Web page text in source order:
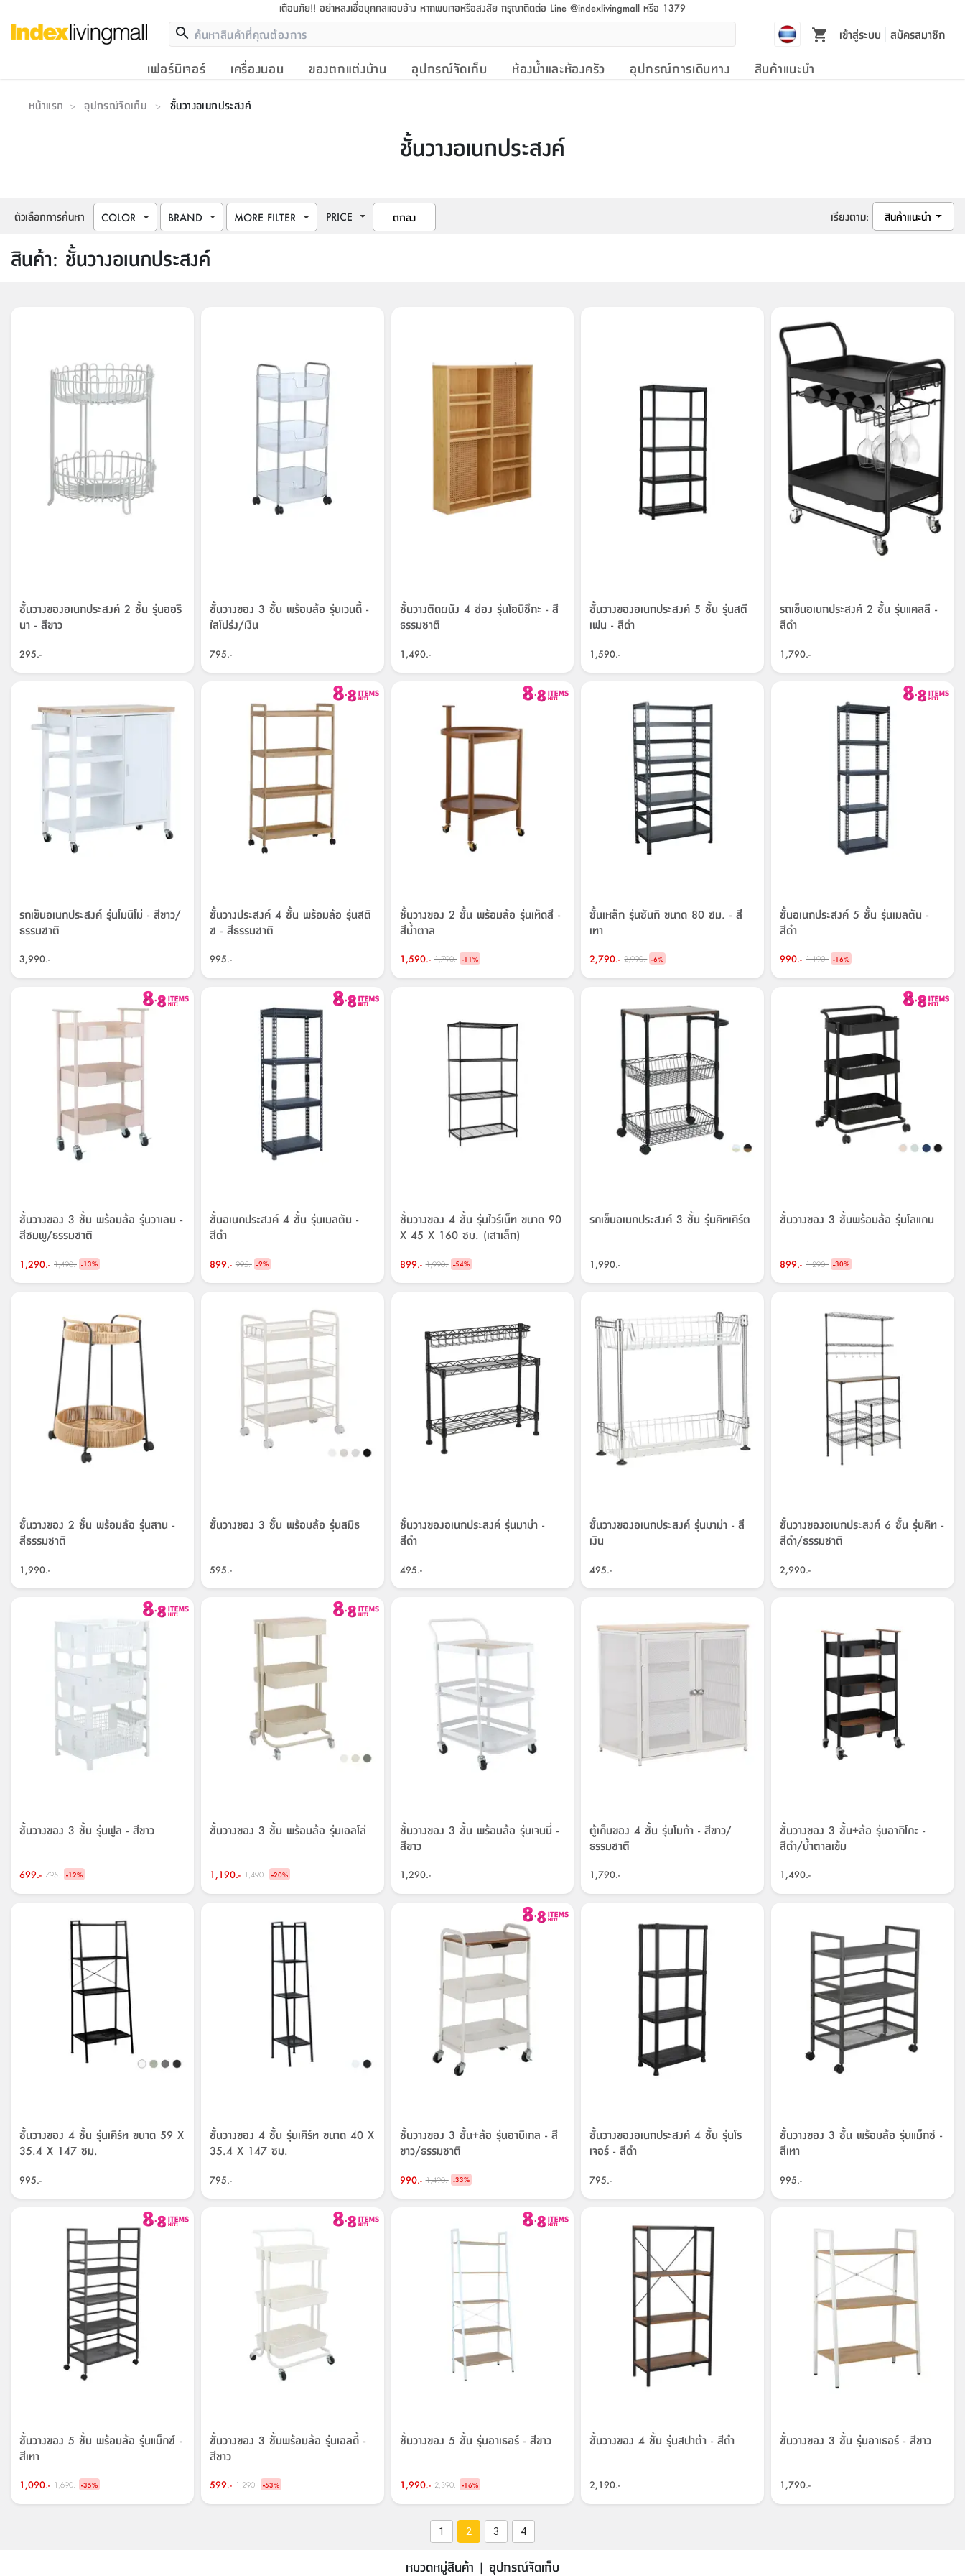
เตือนภัย!! อย่าหลงเชื่อบุคคลแอบอ้าง หากพบเจอหรือสงสัย กรุณาติดต่อ Line @indexlivingmall หรือ 1379
เข้าสู่ระบบ สมัครสมาชิก
เฟอร์นิเจอร์ เครื่องนอน ของตกแต่งบ้าน อุปกรณ์จัดเก็บ ห้องน้ำและห้องครัว อุปกรณ์การเดินทาง สินค้าแนะนำ
หน้าแรก > อุปกรณ์จัดเก็บ > ชั้นวางอเนกประสงค์
ชั้นวางอเนกประสงค์
ตัวเลือกการค้นหา COLOR BRAND MORE FILTER PRICE ตกลง เรียงตาม: สินค้าแนะนำ
สินค้า: ชั้นวางอเนกประสงค์
ชั้นวางของอเนกประสงค์ 2 ชั้น รุ่นออริ
นา - สีขาว
295.-
ชั้นวางของ 3 ชั้น พร้อมล้อ รุ่นเวนดี้ -
ใสโปร่ง/เงิน
795.-
ชั้นวางติดผนัง 4 ช่อง รุ่นโอนิซึกะ - สี
ธรรมชาติ
1,490.-
ชั้นวางของอเนกประสงค์ 5 ชั้น รุ่นสตี
เฟน - สีดำ
1,590.-
รถเข็นอเนกประสงค์ 2 ชั้น รุ่นแคลลี -
สีดำ
1,790.-
รถเข็นอเนกประสงค์ รุ่นโมนิโม่ - สีขาว/
ธรรมชาติ
3,990.-
ชั้นวางประสงค์ 4 ชั้น พร้อมล้อ รุ่นสติ
ช - สีธรรมชาติ
995.-
ชั้นวางของ 2 ชั้น พร้อมล้อ รุ่นเท็ดสึ -
สีน้ำตาล
1,590.- 1,790.- -11%
ชั้นเหล็ก รุ่นซันกิ ขนาด 80 ซม. - สี
เทา
2,790.- 2,990.- -6%
ชั้นอเนกประสงค์ 5 ชั้น รุ่นเมลตัน -
สีดำ
990.- 1,190.- -16%
ชั้นวางของ 3 ชั้น พร้อมล้อ รุ่นวาเลน -
สีชมพู/ธรรมชาติ
1,290.- 1,490.- -13%
ชั้นอเนกประสงค์ 4 ชั้น รุ่นเมลตัน -
สีดำ
899.- 995.- -9%
ชั้นวางของ 4 ชั้น รุ่นไวร์เน็ท ขนาด 90
X 45 X 160 ซม. (เสาเล็ก)
899.- 1,990.- -54%
รถเข็นอเนกประสงค์ 3 ชั้น รุ่นคิทเคิร์ต
1,990.-
ชั้นวางของ 3 ชั้นพร้อมล้อ รุ่นโลแกน
899.- 1,290.- -30%
ชั้นวางของ 2 ชั้น พร้อมล้อ รุ่นสาน -
สีธรรมชาติ
1,990.-
ชั้นวางของ 3 ชั้น พร้อมล้อ รุ่นสมิธ
595.-
ชั้นวางของอเนกประสงค์ รุ่นมาม่า -
สีดำ
495.-
ชั้นวางของอเนกประสงค์ รุ่นมาม่า - สี
เงิน
495.-
ชั้นวางของอเนกประสงค์ 6 ชั้น รุ่นคิท -
สีดำ/ธรรมชาติ
2,990.-
ชั้นวางของ 3 ชั้น รุ่นฟูล - สีขาว
699.- 795.- -12%
ชั้นวางของ 3 ชั้น พร้อมล้อ รุ่นเอลโล่
1,190.- 1,490.- -20%
ชั้นวางของ 3 ชั้น พร้อมล้อ รุ่นเจนนี่ -
สีขาว
1,290.-
ตู้เก็บของ 4 ชั้น รุ่นโมก้า - สีขาว/
ธรรมชาติ
1,790.-
ชั้นวางของ 3 ชั้น+ล้อ รุ่นอากิโกะ -
สีดำ/น้ำตาลเข้ม
1,490.-
ชั้นวางของ 4 ชั้น รุ่นเคิร์ท ขนาด 59 X
35.4 X 147 ซม.
995.-
ชั้นวางของ 4 ชั้น รุ่นเคิร์ท ขนาด 40 X
35.4 X 147 ซม.
795.-
ชั้นวางของ 3 ชั้น+ล้อ รุ่นอาบิเกล - สี
ขาว/ธรรมชาติ
990.- 1,490.- -33%
ชั้นวางของอเนกประสงค์ 4 ชั้น รุ่นโร
เจอร์ - สีดำ
795.-
ชั้นวางของ 3 ชั้น พร้อมล้อ รุ่นแม็กซ์ -
สีเทา
995.-
ชั้นวางของ 5 ชั้น พร้อมล้อ รุ่นแม็กซ์ -
สีเทา
1,090.- 1,690.- -35%
ชั้นวางของ 3 ชั้นพร้อมล้อ รุ่นเอลดี้ -
สีขาว
599.- 1,290.- -53%
ชั้นวางของ 5 ชั้น รุ่นอาเธอร์ - สีขาว
1,990.- 2,390.- -16%
ชั้นวางของ 4 ชั้น รุ่นสปาต้า - สีดำ
2,190.-
ชั้นวางของ 3 ชั้น รุ่นอาเธอร์ - สีขาว
1,790.-
1 2 3 4
หมวดหมู่สินค้า | อุปกรณ์จัดเก็บ